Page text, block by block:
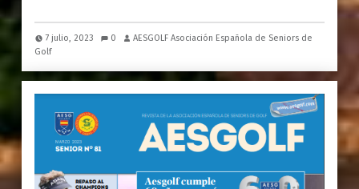
7 julio, 2023 0
AESGOLF Asociación Española de Seniors de
Golf